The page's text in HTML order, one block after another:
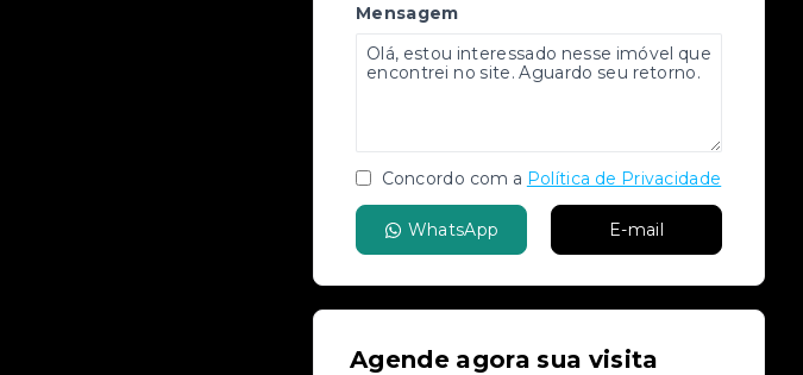
Mensagem
Concordo com a Política de Privacidade
WhatsApp E-mail
Agende agora sua visita